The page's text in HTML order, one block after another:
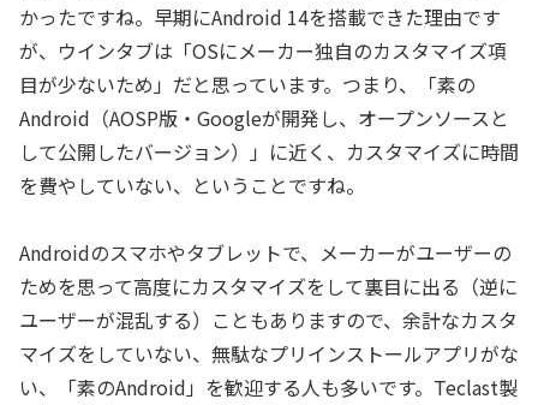
かったですね。早期にAndroid 14を搭載できた理由です
が、ウインタブは「OSにメーカー独自のカスタマイズ項
目が少ないため」だと思っています。つまり、「素の
Android（AOSP版・Googleが開発し、オープンソースと
して公開したバージョン）」に近く、カスタマイズに時間
を費やしていない、ということですね。
Androidのスマホやタブレットで、メーカーがユーザーの
ためを思って高度にカスタマイズをして裏目に出る（逆に
ユーザーが混乱する）こともありますので、余計なカスタ
マイズをしていない、無駄なプリインストールアプリがな
い、「素のAndroid」を歓迎する人も多いです。Teclast製